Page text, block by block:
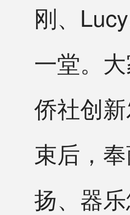
刚、
一堂。
侨社创
束后，
扬、器